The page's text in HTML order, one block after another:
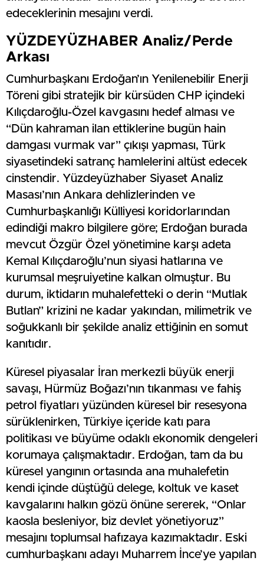
edeceklerinin mesajını verdi.
YÜZDEYÜZHABER Analiz/Perde
Arkası
Cumhurbaşkanı Erdoğan’ın Yenilenebilir Enerji
Töreni gibi stratejik bir kürsüden CHP içindeki
Kılıçdaroğlu-Özel kavgasını hedef alması ve
“Dün kahraman ilan ettiklerine bugün hain
damgası vurmak var” çıkışı yapması, Türk
siyasetindeki satranç hamlelerini altüst edecek
cinstendir. Yüzdeyüzhaber Siyaset Analiz
Masası’nın Ankara dehlizlerinden ve
Cumhurbaşkanlığı Külliyesi koridorlarından
edindiği makro bilgilere göre; Erdoğan burada
mevcut Özgür Özel yönetimine karşı adeta
Kemal Kılıçdaroğlu’nun siyasi hatlarına ve
kurumsal meşruiyetine kalkan olmuştur. Bu
durum, iktidarın muhalefetteki o derin “Mutlak
Butlan” krizini ne kadar yakından, milimetrik ve
soğukkanlı bir şekilde analiz ettiğinin en somut
kanıtıdır.
Küresel piyasalar İran merkezli büyük enerji
savaşı, Hürmüz Boğazı’nın tıkanması ve fahiş
petrol fiyatları yüzünden küresel bir resesyona
sürüklenirken, Türkiye içeride katı para
politikası ve büyüme odaklı ekonomik dengeleri
korumaya çalışmaktadır. Erdoğan, tam da bu
küresel yangının ortasında ana muhalefetin
kendi içinde düştüğü delege, koltuk ve kaset
kavgalarını halkın gözü önüne sererek, “Onlar
kaosla besleniyor, biz devlet yönetiyoruz”
mesajını toplumsal hafızaya kazımaktadır. Eski
cumhurbaşkanı adayı Muharrem İnce’ye yapılan